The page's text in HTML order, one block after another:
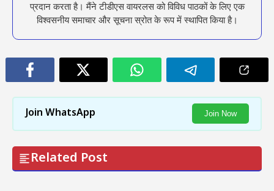
प्रदान करता है। मैंने टीडीएस वायरलस को विविध पाठकों के लिए एक
विश्वसनीय समाचार और सूचना स्रोत के रूप में स्थापित किया है।
Join WhatsApp Join Now
Related Post